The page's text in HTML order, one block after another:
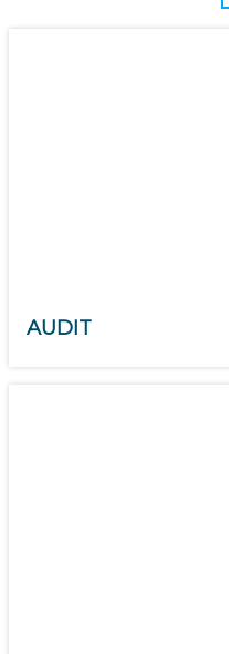
AUDIT